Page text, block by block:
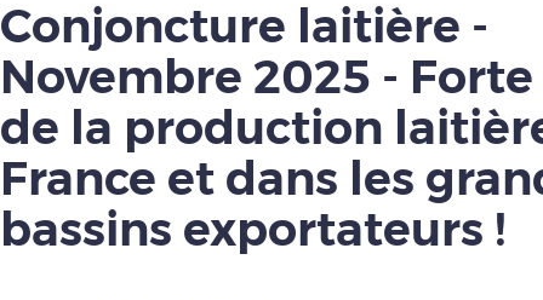
Conjoncture laitière -
Novembre 2025 -
de la production
France et dans les
bassins exportateurs !